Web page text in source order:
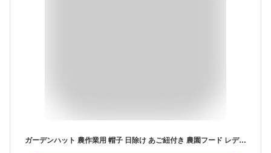
ガーデンハット 農作業用 帽子 日除け あご紐付き 農園フード レディース 軽い 涼しい 日焼け防止 つば広 (JP, アルファベット, Free Size, ピンク)